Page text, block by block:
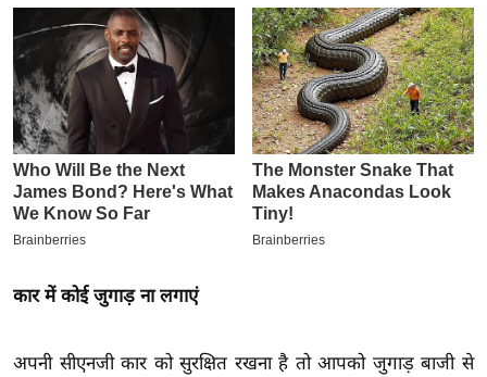
म
ई
-
पे
प
र
मि
सा
कार में कोई जुगाड़ ना लगाएं
अपनी सीएनजी कार को सुरक्षित रखना है तो आपको जुगाड़ बाजी से